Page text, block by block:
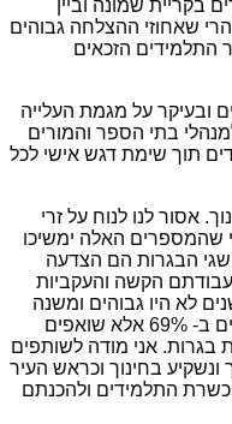
בקריית שמונה וביין
שאחוזי ההצלחה גבוהים
של 86.1% במספר התלמידים הזכאים
ובעיקר על מגמת העלייה
בתי הספר והמורים
תוך שימת דגש אישי לכל
אסור לנו לנוח על זרי
שהמספרים האלה ימשיכו
הבגרות הם הצדעה
עבודתם הקשה והעקביות
ושיפור ההישגים שעד לפני 6 שנים לא היו גבוהים ומשנה
לשנה יש שיפור וקידום. אנחנו לא עוצרים ב- 69% אלא שואפים
בגרות. אני מודה לשותפים
בחינוך וכראש העיר
התלמידים ולהכנתם